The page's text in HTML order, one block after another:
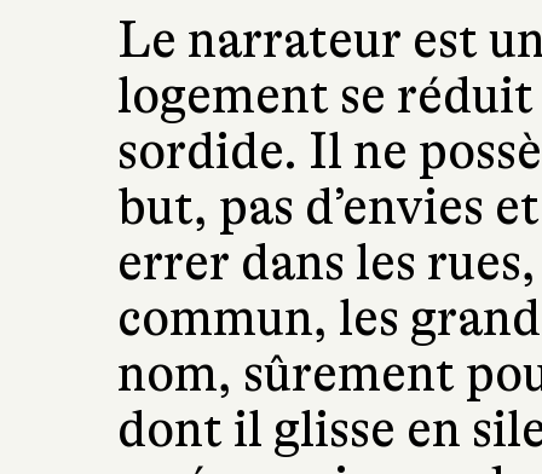
Le narrateur est
logement se
sordide. Il ne
but, pas d’envies
errer dans les
commun, les
nom, sûrement
dont il glisse en